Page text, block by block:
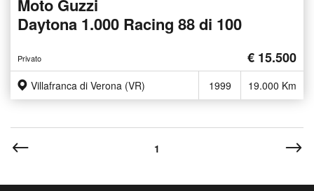
Moto Guzzi
Daytona 1.000 Racing 88 di 100
Privato € 15.500
Villafranca di Verona (VR) 1999 19.000 Km
1